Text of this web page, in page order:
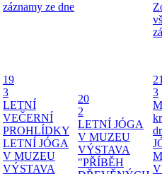
záznamy ze dne
19
3
LETNÍ
VEČERNÍ
PROHLÍDKY
LETNÍ JÓGA
V MUZEU
VÝSTAVA
20
2
LETNÍ JÓGA
V MUZEU
VÝSTAVA
"PŘÍBĚH
3